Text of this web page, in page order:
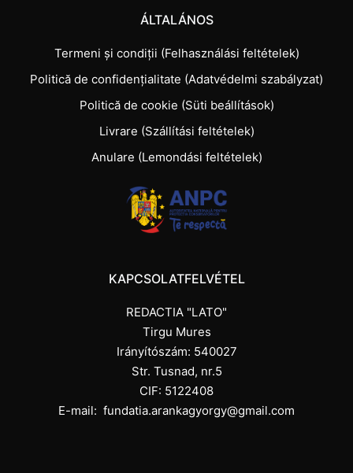
ÁLTALÁNOS
Termeni și condiții (Felhasználási feltételek)
Politică de confidențialitate (Adatvédelmi szabályzat)
Politică de cookie (Süti beállítások)
Livrare (Szállítási feltételek)
Anulare (Lemondási feltételek)
KAPCSOLATFELVÉTEL
REDACTIA "LATO"
Tirgu Mures
Irányítószám: 540027
Str. Tusnad, nr.5
CIF: 5122408
E-mail: fundatia.arankagyorgy@gmail.com